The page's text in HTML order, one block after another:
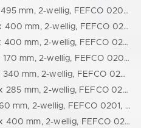
Faltkarton DD85, 585 x 385 x 495 mm, 2-wellig, FEFCO 0201, braun (24585385495)
Faltkarton DD86, 650 x 400 x 400 mm, 2-wellig, FEFCO 0201, braun (24650400400)
Faltkarton DD87, 700 x 500 x 400 mm, 2-wellig, FEFCO 0201, braun (24700500400)
Faltkarton DD88, 650 x 370 x 170 mm, 2-wellig, FEFCO 0201, braun (77726290227)
Faltkarton DD89, 650 x 370 x 340 mm, 2-wellig, FEFCO 0201, braun (77726290228)
Faltkarton DD9 A, 320 x 220 x 285 mm, 2-wellig, FEFCO 0201, braun (24310220280)
Faltkarton DD9, 325 x 220 x 160 mm, 2-wellig, FEFCO 0201, braun (24325220160)
Faltkarton DD90, 700 x 400 x 400 mm, 2-wellig, FEFCO 0201, braun (24700400400)